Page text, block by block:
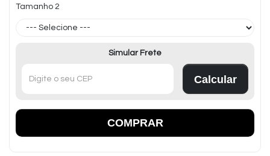
Tamanho 2
Simular Frete
Calcular
COMPRAR